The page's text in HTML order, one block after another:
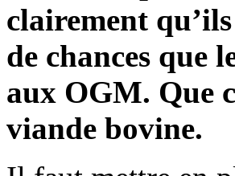
clairement
de chances que
aux OGM. Que
viande bovine.